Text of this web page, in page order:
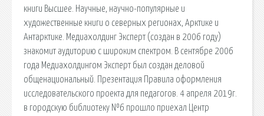
книги Высшее. Научные, научно-популярные и
художественные книги о северных регионах, Арктике и
Антарктике. Медиахолдинг Эксперт (создан в 2006 году)
знакомит аудиторию с широким спектром. В сентябре 2006
года Медиахолдингом Эксперт был создан деловой
общенациональный. Презентация Правила оформления
исследовательского проекта для педагогов. 4 апреля 2019г.
в городскую библиотеку №6 прошло приехал Центр